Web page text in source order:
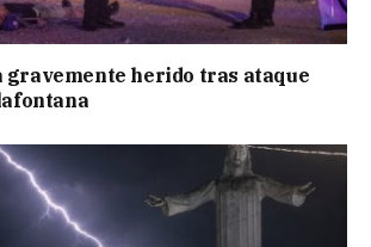
gravemente herido tras ataque